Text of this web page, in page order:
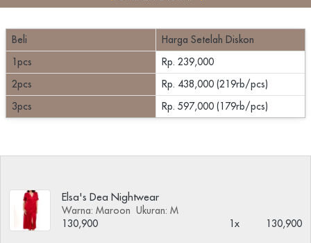
Beli
Harga Setelah Diskon
1pcs
Rp. 239,000
2pcs
Rp. 438,000 (219rb/pcs)
3pcs
Rp. 597,000 (179rb/pcs)
Elsa's Dea Nightwear
Warna: Maroon Ukuran: M
130,900
1x 130,900